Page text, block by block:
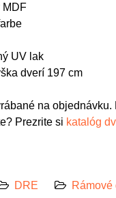
MDF
UV lak
dverí 197 cm
na objednávku.
Prezrite si katalóg
DRE Rámové